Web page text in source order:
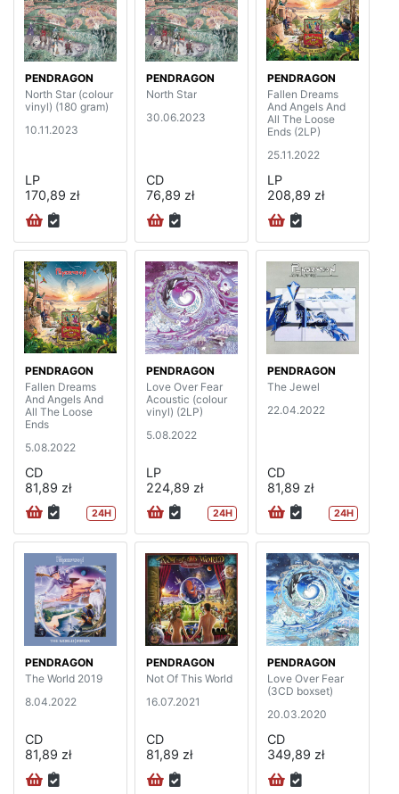
PENDRAGON
North Star (colour
vinyl) (180 gram)
10.11.2023
LP
170,89 zł
PENDRAGON
North Star
30.06.2023
CD
76,89 zł
PENDRAGON
Fallen Dreams
And Angels And
All The Loose
Ends (2LP)
25.11.2022
LP
208,89 zł
PENDRAGON
Fallen Dreams
And Angels And
All The Loose
Ends
5.08.2022
CD
81,89 zł
24H
PENDRAGON
Love Over Fear
Acoustic (colour
vinyl) (2LP)
5.08.2022
LP
224,89 zł
24H
PENDRAGON
The Jewel
22.04.2022
CD
81,89 zł
24H
PENDRAGON
The World 2019
8.04.2022
CD
81,89 zł
PENDRAGON
Not Of This World
16.07.2021
CD
81,89 zł
PENDRAGON
Love Over Fear
(3CD boxset)
20.03.2020
CD
349,89 zł